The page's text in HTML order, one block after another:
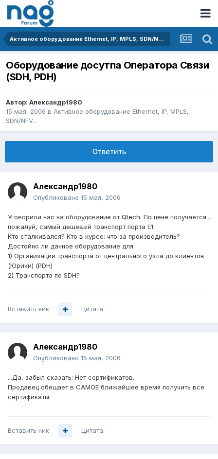
Активное оборудование Ethernet, IP, MPLS, SDN/NFV...
Оборудование досутпа Оператора Связи
(SDH, PDH)
Автор: Александр1980
15 мая, 2006 в Активное оборудование Ethernet, IP, MPLS,
SDN/NFV...
Ответить
Александр1980
Опубликовано 15 мая, 2006
Уговорили нас на оборудование отQtech. По цене получается ,
пожалуй, самый дешевый транспорт порта Е1.
Кто сталкивался? Кто в курсе: что за производитель?
Достойно ли данное оборудование для:
1) Организации транспорта от центрального узла до клиентов
(Юрики) (PDH)
2) Транспорта по SDH?
Вставить ник Цитата
Александр1980
Опубликовано 15 мая, 2006
...Да, забыл сказать: Нет сертификатов.
Продавец обещает в САМОЕ ближайшее время получить все
сертификаты.
Вставить ник Цитата